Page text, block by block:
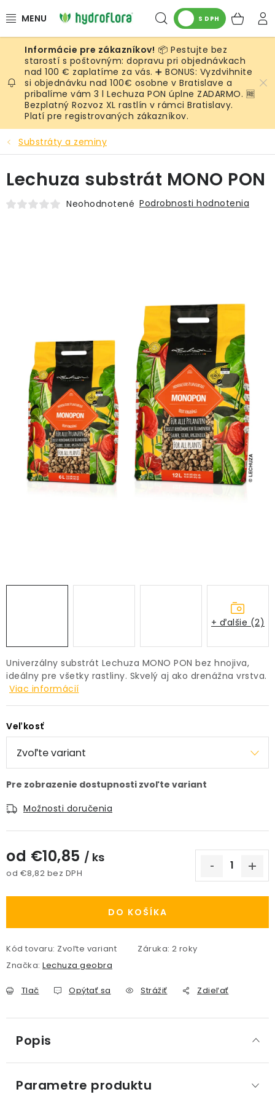
na
Hľadať
S DPH
RASTLINY
UMELÉ RASTLINY
KVETINÁČE
SUBSTRÁTY A PRÍSLUŠENSTVO
SERVIS INTERIÉROVEJ ZELENE
MACHY
INTERIÉROVÉ DEKORÁCIE
BLOG
NA OBJEDNÁVKU
AKCIA
NOVINKY
ZNAČKY
Obchodné podmienky
Spôsoby platby
Kontakt / Právne údaje
📦 Pestujte bez
starostí s poštovným: dopravu pri objednávkach
nad 100 € zaplatíme za vás. ➕ BONUS: Vyzdvihnite
si objednávku nad 100€ osobne v Bratislave a
pribalíme vám 3 l Lechuza PON úplne ZADARMO. 🆓
Bezplatný Rozvoz XL rastlín v rámci Bratislavy.
Platí pre registrovaných zákazníkov.
Substráty a zeminy
Univerzálny substrát Lechuza MONO PON bez hnojiva,
ideálny pre všetky rastliny. Skvelý aj ako drenážna vrstva.
Viac informácií
Veľkosť
Možnosti doručenia
od €10,85 / ks
od €8,82 bez DPH
DO KOŠÍKA
Kód tovaru: Zvoľte variant Záruka: 2 roky
Značka: Lechuza geobra
Tlač Opýtať sa Strážiť Zdieľať
Lechuza substrát MONO PON
Neohodnotené Podrobnosti hodnotenia
+ ďalšie (2)
Popis
Parametre produktu